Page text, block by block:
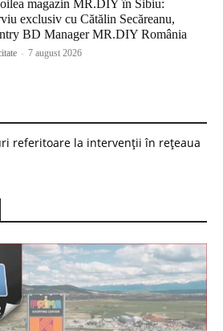
magazin MR.DIY în Sibiu:
exclusiv cu Cătălin Secăreanu,
BD Manager MR.DIY România
- 7 august 2026
referitoare la intervenții în rețeaua